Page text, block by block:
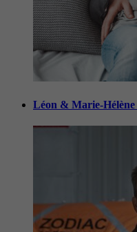
Léon & Marie-Hélène